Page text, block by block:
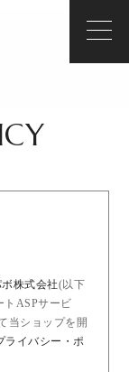
株式会社(以下
トASPサービ
当ショップを開
ライバシー・ポ